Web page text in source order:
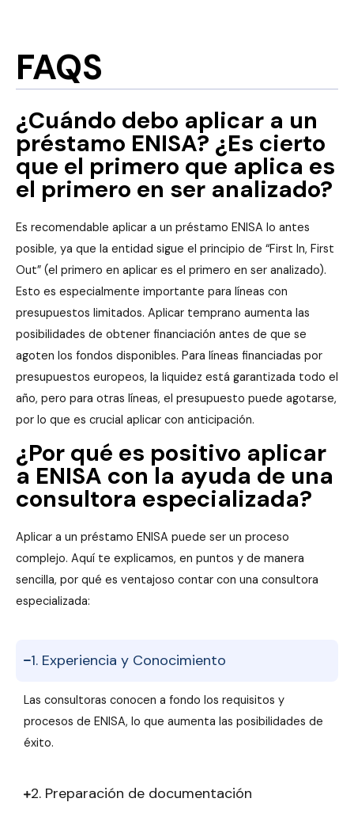
FAQS
¿Cuándo debo aplicar a un
préstamo ENISA? ¿Es cierto
que el primero que aplica es
el primero en ser analizado?
Es recomendable aplicar a un préstamo ENISA lo antes
posible, ya que la entidad sigue el principio de “First In, First
Out” (el primero en aplicar es el primero en ser analizado).
Esto es especialmente importante para líneas con
presupuestos limitados. Aplicar temprano aumenta las
posibilidades de obtener financiación antes de que se
agoten los fondos disponibles. Para líneas financiadas por
presupuestos europeos, la liquidez está garantizada todo el
año, pero para otras líneas, el presupuesto puede agotarse,
por lo que es crucial aplicar con anticipación.
¿Por qué es positivo aplicar
a ENISA con la ayuda de una
consultora especializada?
Aplicar a un préstamo ENISA puede ser un proceso
complejo. Aquí te explicamos, en puntos y de manera
sencilla, por qué es ventajoso contar con una consultora
especializada:
1. Experiencia y Conocimiento
Las consultoras conocen a fondo los requisitos y
procesos de ENISA, lo que aumenta las posibilidades de
éxito.
2. Preparación de documentación